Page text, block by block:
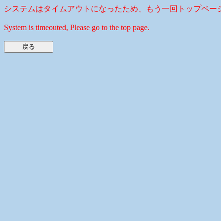
システムはタイムアウトになったため、もう一回トップペー
System is timeouted, Please go to the top page.